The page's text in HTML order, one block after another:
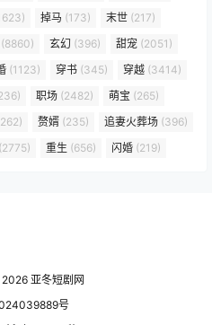
掉马 (173) 末世 (217)
(8860) 玄幻 (396) 甜宠 (2051)
(1123) 穿书 (345) 穿越 (3414)
职场 (2482) 萌宝 (265)
赘婿 (235) 追妻火葬场 (396)
(2775) 重生 (656) 闪婚 (219)
亚冬短剧网
号